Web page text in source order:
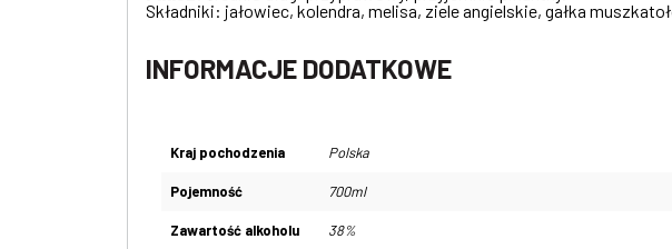
Składniki: jałowiec, kolendra, melisa, ziele angielskie, gałka
INFORMACJE DODATKOWE
Kraj pochodzenia Polska
Pojemność 700ml
Zawartość alkoholu 38%